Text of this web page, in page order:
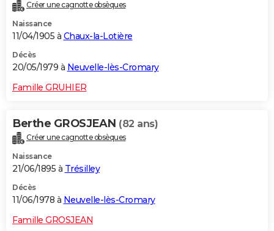
Créer une cagnotte obsèques
Naissance
11/04/1905 à Chaux-la-Lotière
Décès
20/05/1979 à Neuvelle-lès-Cromary
Famille GRUHIER
Berthe GROSJEAN (82 ans)
Créer une cagnotte obsèques
Naissance
21/06/1895 à Trésilley
Décès
11/06/1978 à Neuvelle-lès-Cromary
Famille GROSJEAN